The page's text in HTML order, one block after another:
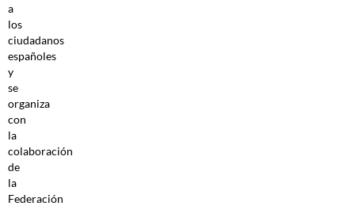
a
los
ciudadanos
españoles
y
se
organiza
con
la
colaboración
de
la
Federación